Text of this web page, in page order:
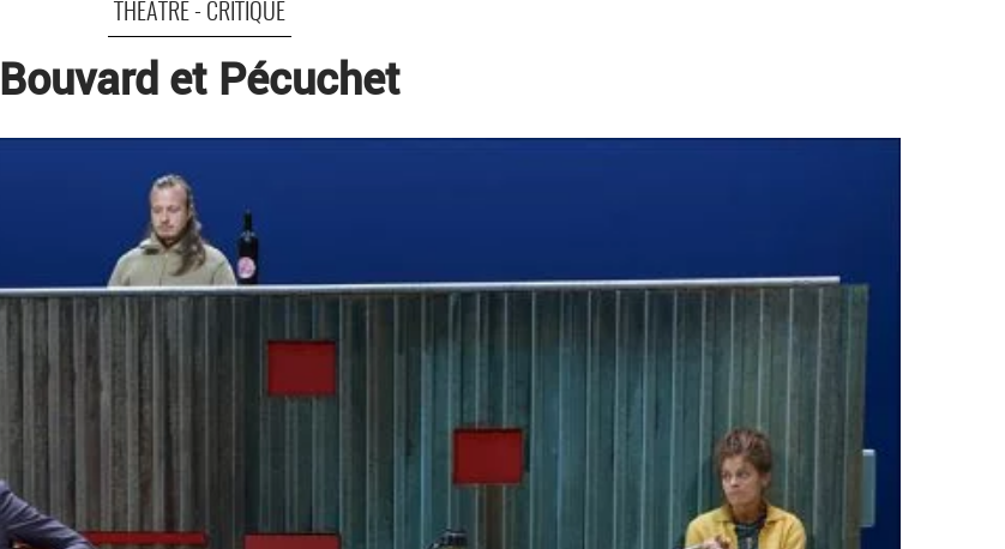
THÉÂTRE - CRITIQUE
Bouvard et Pécuchet